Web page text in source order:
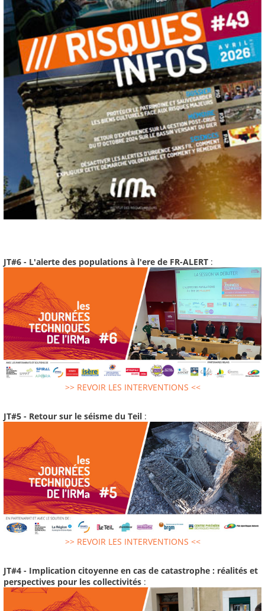
JT#6 - L'alerte des populations à l'ere de FR-ALERT :
>> REVOIR LES INTERVENTIONS <<
JT#5 - Retour sur le séisme du Teil :
>> REVOIR LES INTERVENTIONS <<
JT#4 - Implication citoyenne en cas de catastrophe : réalités et
perspectives pour les collectivités :